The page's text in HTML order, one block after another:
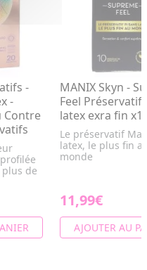
-
-
Contre
de
MANIX Skyn -
Feel
latex exra fin
Le préservatif
latex, le plus fin
monde
11,99€
AJOUTER AU